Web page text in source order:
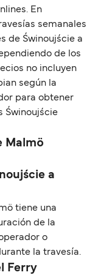
En
semanales
de Świnoujście a
de los
no incluyen
según la
para obtener
Świnoujście
Malmö
a
tiene una
de la
o
la travesía.
Ferry